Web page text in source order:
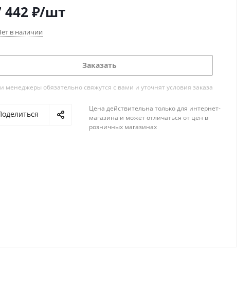
442 ₽/шт
в наличии
Заказать
менеджеры обязательно свяжутся с вами и уточнят условия заказа
Цена действительна только для интернет-
магазина и может отличаться от цен в
розничных магазинах